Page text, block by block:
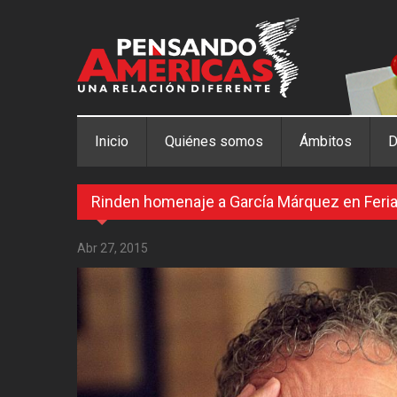
Inicio Quiénes somos Ámbitos
Rinden homenaje a García Márquez en
Abr 27, 2015